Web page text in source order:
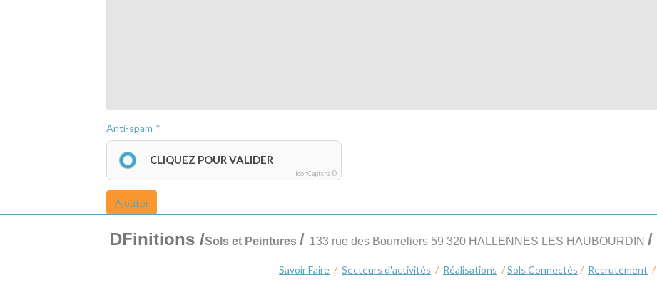
Anti-spam
CLIQUEZ POUR VALIDER
IconCaptcha ©
Ajouter
DFinitions /Sols et Peintures / 133 rue des Bourreliers 59 320 HALLENNES LES HAUBOURDIN /
Savoir Faire / Secteurs d'activités / Réalisations /Sols Connectés / Recrutement /